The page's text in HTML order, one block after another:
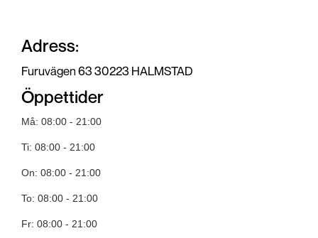
Adress:
Furuvägen 63 30223 HALMSTAD
Öppettider
Må: 08:00 - 21:00
Ti: 08:00 - 21:00
On: 08:00 - 21:00
To: 08:00 - 21:00
Fr: 08:00 - 21:00